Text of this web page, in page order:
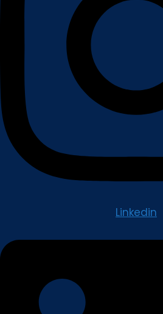
Linkedin